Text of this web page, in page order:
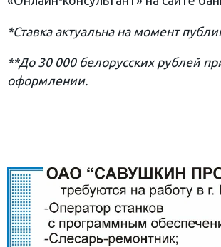
*Ставка актуальна на момент
**До 30 000 белорусских рублей
оформлении.